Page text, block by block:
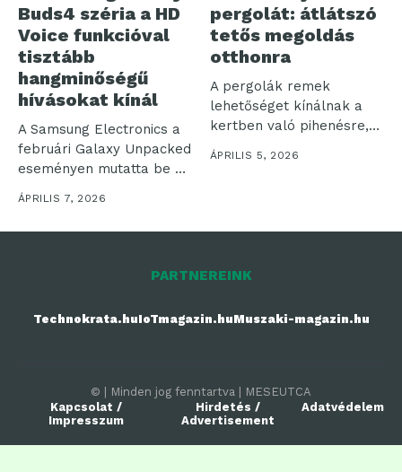
Buds4 széria a HD
Voice funkcióval
tisztább
hangminőségű
hívásokat kínál
A Samsung Electronics a
februári Galaxy Unpacked
eseményen mutatta be az
ÁPRILIS 7, 2026
pergolát: átlátszó
tetős megoldás
otthonra
A pergolák remek
lehetőséget kínálnak a
kertben való pihenésre,
ÁPRILIS 5, 2026
PARTNEREINK
Technokrata.huIoTmagazin.huMuszaki-magazin.hu
© | Minden jog fenntartva | MESEUTCA
Kapcsolat /
Impresszum
Hirdetés /
Advertisement
Adatvédelem